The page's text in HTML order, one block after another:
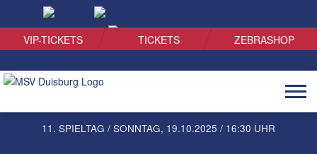
VIP-TICKETS TICKETS ZEBRASHOP
11. SPIELTAG / SONNTAG, 19.10.2025 / 16:30 UHR